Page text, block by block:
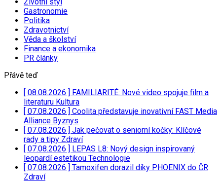
Gastronomie
Politika
Zdravotnictví
Věda a školství
Finance a ekonomika
PR články
Přávě teď
[ 08.08.2026 ] FAMILIARITÉ: Nové video spojuje film a
literaturu Kultura
[ 07.08.2026 ] Coolita představuje inovativní FAST Media
Alliance Byznys
[ 07.08.2026 ] Jak pečovat o seniorní kočky: Klíčové
rady a tipy Zdraví
[ 07.08.2026 ] LEPAS L8: Nový design inspirovaný
leopardí estetikou Technologie
[ 07.08.2026 ] Tamoxifen dorazil díky PHOENIX do ČR
Zdraví